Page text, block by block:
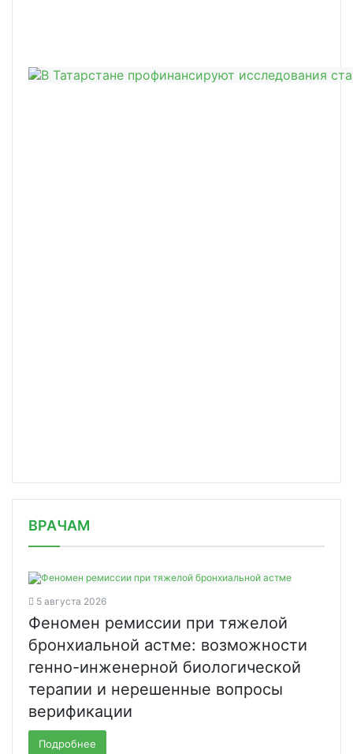
ВРАЧАМ
5 августа 2026
Феномен ремиссии при тяжелой
бронхиальной астме: возможности
генно-инженерной биологической
терапии и нерешенные вопросы
верификации
Подробнее